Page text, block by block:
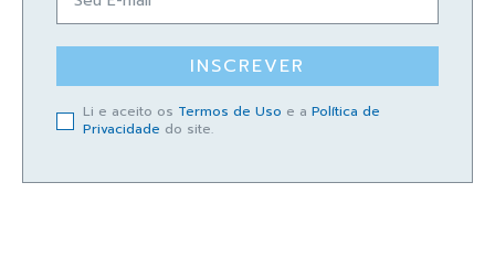
INSCREVER
Li e aceito os Termos de Uso e a Política de
Privacidade do site.